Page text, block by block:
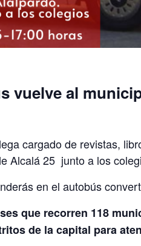
vuelve al
cargado de revistas,
Alcalá 25 junto a los
en el autobús
que recorren 118
de la capital para